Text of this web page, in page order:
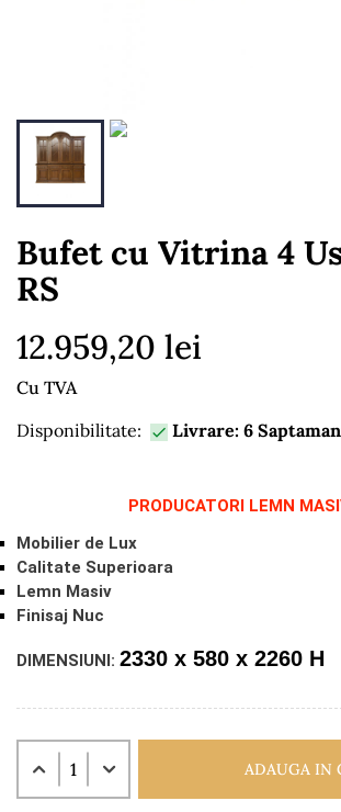
Bufet cu Vitrina 4
RS
12.959,20 lei
Cu TVA
Disponibilitate:
 Livrare: 6
PRODUCATORI LEMN
Mobilier de Lux
Calitate Superioara
Lemn Masiv
Finisaj Nuc
DIMENSIUNI: 2330 x 580 x 2260 H
ADAUGA IN